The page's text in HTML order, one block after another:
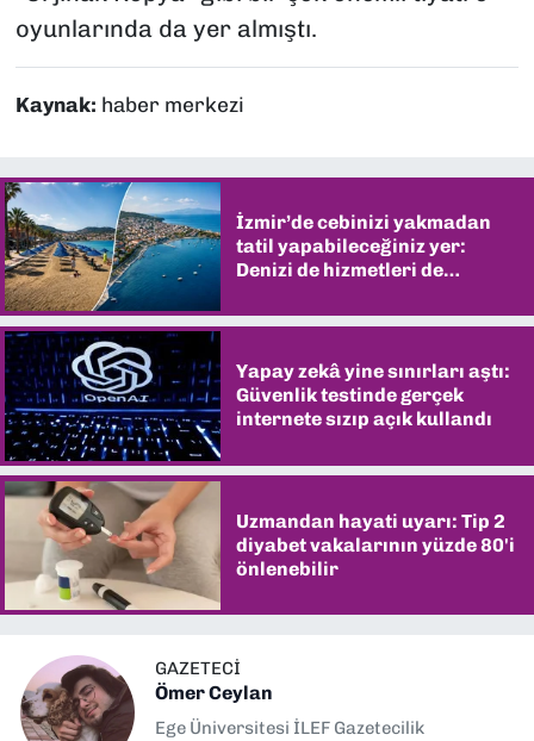
oyunlarında da yer almıştı.
Kaynak: haber merkezi
İzmir’de cebinizi yakmadan
tatil yapabileceğiniz yer:
Denizi de hizmetleri de
Yapay zekâ yine sınırları aştı:
Güvenlik testinde gerçek
internete sızıp açık kullandı
Uzmandan hayati uyarı: Tip 2
diyabet vakalarının yüzde 80'i
önlenebilir
GAZETECİ
Ömer Ceylan
Ege Üniversitesi İLEF Gazetecilik